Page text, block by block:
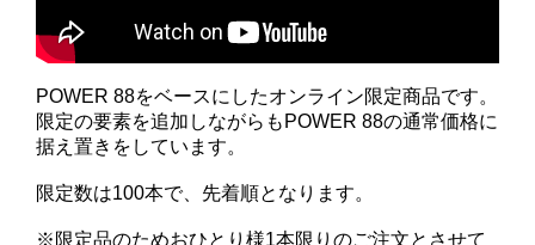
POWER 88をベースにしたオンライン限定商品です。
限定の要素を追加しながらもPOWER 88の通常価格に
据え置きをしています。
限定数は100本で、先着順となります。
※限定品のためおひとり様1本限りのご注文とさせて